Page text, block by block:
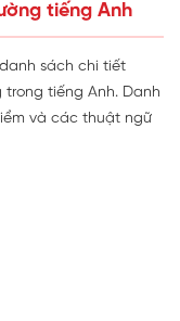
tiếng Anh
sách chi tiết
tiếng Anh. Danh
và các thuật ngữ